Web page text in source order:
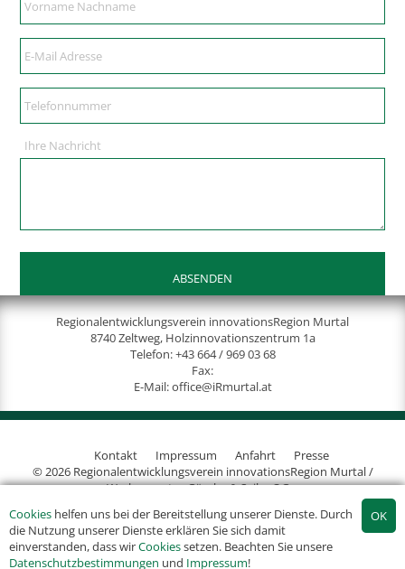
Cookies helfen uns bei der Bereitstellung unserer Dienste. Durch
die Nutzung unserer Dienste erklären Sie sich damit
einverstanden, dass wirCookiessetzen. Beachten Sie unsere
Datenschutzbestimmungen und Impressum!
Ihre Nachricht
Regionalentwicklungsverein innovationsRegion Murtal
8740 Zeltweg, Holzinnovationszentrum 1a
Telefon:+43 664 / 969 03 68
Fax:
E-Mail:office@iRmurtal.at
Kontakt Impressum Anfahrt
Presse
© 2026 Regionalentwicklungsverein innovationsRegion Murtal /
Werbeagentur Gössler & Sailer OG